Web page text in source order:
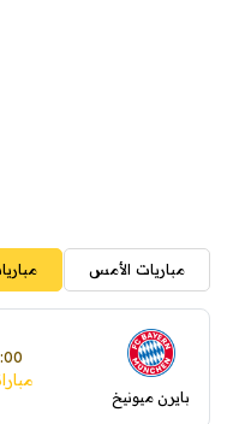
مباريات الأمس
بايرن ميونيخ